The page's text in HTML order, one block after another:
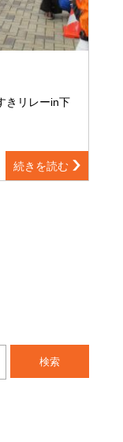
きリレーin下
続きを読む
検索